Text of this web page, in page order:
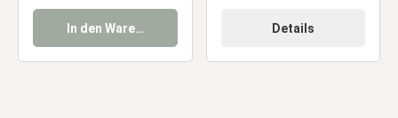
In den Warenkorb Details